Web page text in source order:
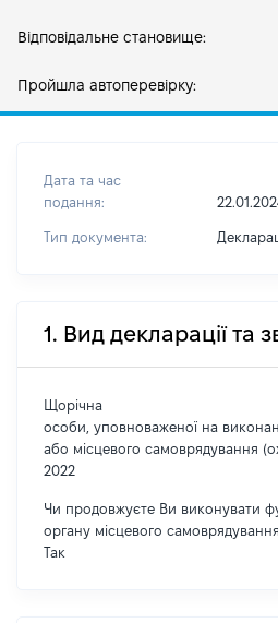
Відповідальне становище:
Пройшла автоперевірку:
Дата та час
подання:
Тип документа:
1. Вид декларації та
Щорічна
особи, уповноваженої на
або місцевого самоврядування
2022
Чи продовжуєте Ви виконувати
органу місцевого
Так